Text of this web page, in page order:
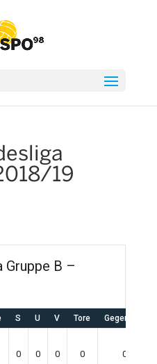
19
Gruppe B –
S U V Tore Gegentore
0 0 0 0 0